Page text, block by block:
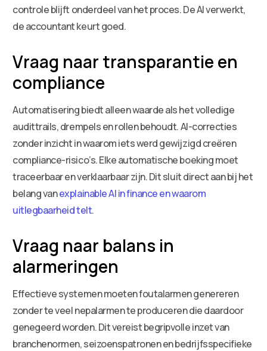
controle blijft onderdeel van het proces. De AI verwerkt,
de accountant keurt goed.
Vraag naar transparantie en
compliance
Automatisering biedt alleen waarde als het volledige
audittrails, drempels en rollen behoudt. AI-correcties
zonder inzicht in waarom iets werd gewijzigd creëren
compliance-risico’s. Elke automatische boeking moet
traceerbaar en verklaarbaar zijn. Dit sluit direct aan bij het
belang vanexplainable AI in finance en waarom
uitlegbaarheid telt.
Vraag naar balans in
alarmeringen
Effectieve systemen moeten foutalarmen genereren
zonder te veel nepalarmen te produceren die daardoor
genegeerd worden. Dit vereist begripvolle inzet van
branchenormen, seizoenspatronen en bedrijfsspecifieke